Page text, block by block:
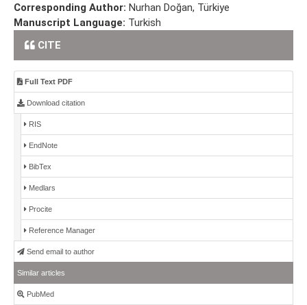
Corresponding Author: Nurhan Doğan, Türkiye
Manuscript Language: Turkish
CITE
Full Text PDF
Download citation
RIS
EndNote
BibTex
Medlars
Procite
Reference Manager
Send email to author
Similar articles
PubMed